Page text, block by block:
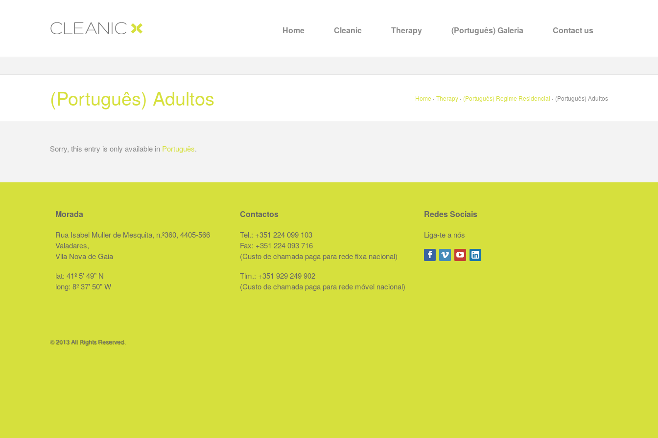
Home Cleanic Therapy (Português) Galeria Contact us
Home · Therapy · (Português) Regime Residencial · (Português) Adultos
(Português) Adultos
Sorry, this entry is only available in Português.
Morada
Rua Isabel Muller de Mesquita, n.º360, 4405-566
Valadares,
Vila Nova de Gaia
lat: 41º 5′ 49” N
long: 8º 37′ 50” W
Contactos
Tel.: +351 224 099 103
Fax: +351 224 093 716
(Custo de chamada paga para rede fixa nacional)
Tlm.: +351 929 249 902
(Custo de chamada paga para rede móvel nacional)
Redes Sociais
Liga-te a nós
© 2013 All Rights Reserved.